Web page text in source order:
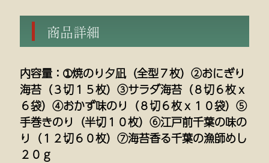
商品詳細
内容量：➀焼のり夕凪（全型７枚）②おにぎり
海苔（３切１５枚）③サラダ海苔（８切６枚ｘ
６袋）④おかず味のり（８切６枚ｘ１０袋）⑤
手巻きのり（半切１０枚）⑥江戸前千葉の味の
り（１２切６０枚）⑦海苔香る千葉の漁師めし
２０ｇ